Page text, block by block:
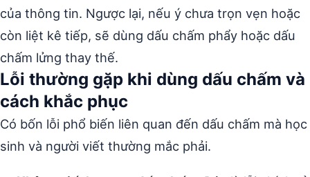
của thông tin. Ngược lại, nếu ý chưa trọn vẹn hoặc
còn liệt kê tiếp, sẽ dùng dấu chấm phẩy hoặc dấu
chấm lửng thay thế.
Lỗi thường gặp khi dùng dấu chấm và
cách khắc phục
Có bốn lỗi phổ biến liên quan đến dấu chấm mà học
sinh và người viết thường mắc phải.